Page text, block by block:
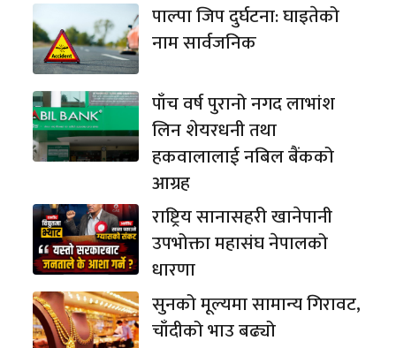
पाल्पा जिप दुर्घटना: घाइतेको
नाम सार्वजनिक
पाँच वर्ष पुरानो नगद लाभांश
लिन शेयरधनी तथा
हकवालालाई नबिल बैंकको
आग्रह
राष्ट्रिय सानासहरी खानेपानी
उपभोक्ता महासंघ नेपालको
धारणा
सुनको मूल्यमा सामान्य गिरावट,
चाँदीको भाउ बढ्यो